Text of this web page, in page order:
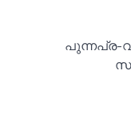
പുന്നപ്ര-